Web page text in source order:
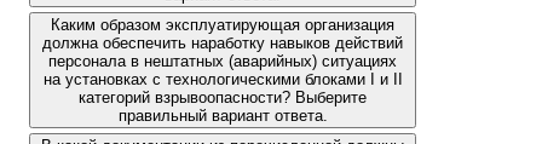
Каким образом эксплуатирующая организация
должна обеспечить наработку навыков действий
персонала в нештатных (аварийных) ситуациях
на установках с технологическими блоками I и II
категорий взрывоопасности? Выберите
правильный вариант ответа.